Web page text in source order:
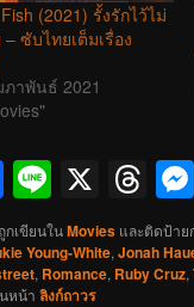
(2021) รั้งรักไว้ไม่
ซับไทยเต็มเรื่อง
ภาพันธ์ 2021
Facebook
Line
X
กเขียนในMovies และติดป้าย
Young-White, Jonah
, Romance, Ruby Cruz,
หน้า ลิงก์ถาวร